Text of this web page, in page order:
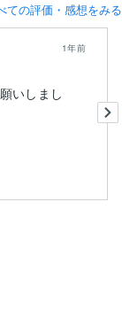
ての評価・感想をみる
1年前
いしまし